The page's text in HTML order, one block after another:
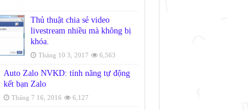
Thủ thuật chia sẻ video
livestream nhiều mà không bị
khóa.
Tháng 10 3, 2017 6,563
Auto Zalo NVKD: tính năng tự động
kết bạn Zalo
Tháng 7 16, 2016 6,127